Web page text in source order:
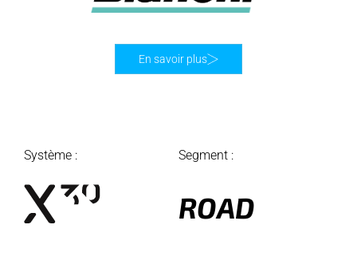
Système : Segment :
ROAD
En savoir plus